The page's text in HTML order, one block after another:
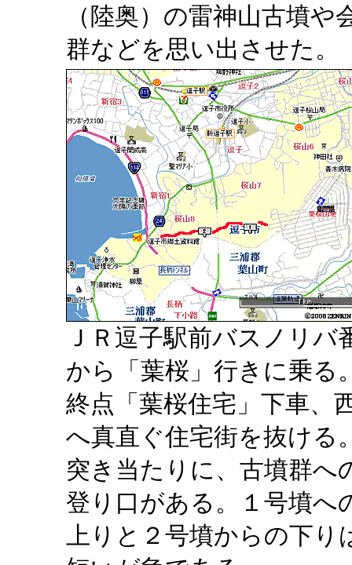
（陸奥）の雷神山古墳
群などを思い出させた。
ＪＲ逗子駅前バスノリバ
から「葉桜」行きに乗る
終点「葉桜住宅」下車、
へ真直ぐ住宅街を抜ける
突き当たりに、古墳群へ
登り口がある。１号墳へ
上りと２号墳からの下り